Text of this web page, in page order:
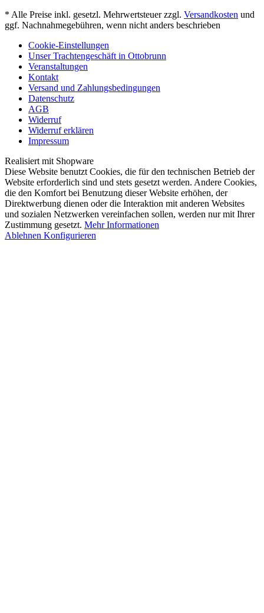
* Alle Preise inkl. gesetzl. Mehrwertsteuer zzgl. Versandkosten und
ggf. Nachnahmegebühren, wenn nicht anders beschrieben
Cookie-Einstellungen
Unser Trachtengeschäft in Ottobrunn
Veranstaltungen
Kontakt
Versand und Zahlungsbedingungen
Datenschutz
AGB
Widerruf
Widerruf erklären
Impressum
Realisiert mit Shopware
Diese Website benutzt Cookies, die für den technischen Betrieb der
Website erforderlich sind und stets gesetzt werden. Andere Cookies,
die den Komfort bei Benutzung dieser Website erhöhen, der
Direktwerbung dienen oder die Interaktion mit anderen Websites
und sozialen Netzwerken vereinfachen sollen, werden nur mit Ihrer
Zustimmung gesetzt. Mehr Informationen
Ablehnen Konfigurieren